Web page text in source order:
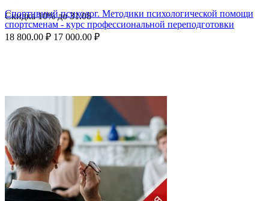
Скидка10%до31.08
Спортивный психолог. Методики психологической помощи
спортсменам - курс профессиональной переподготовки
18 800.00 ₽ 17 000.00 ₽